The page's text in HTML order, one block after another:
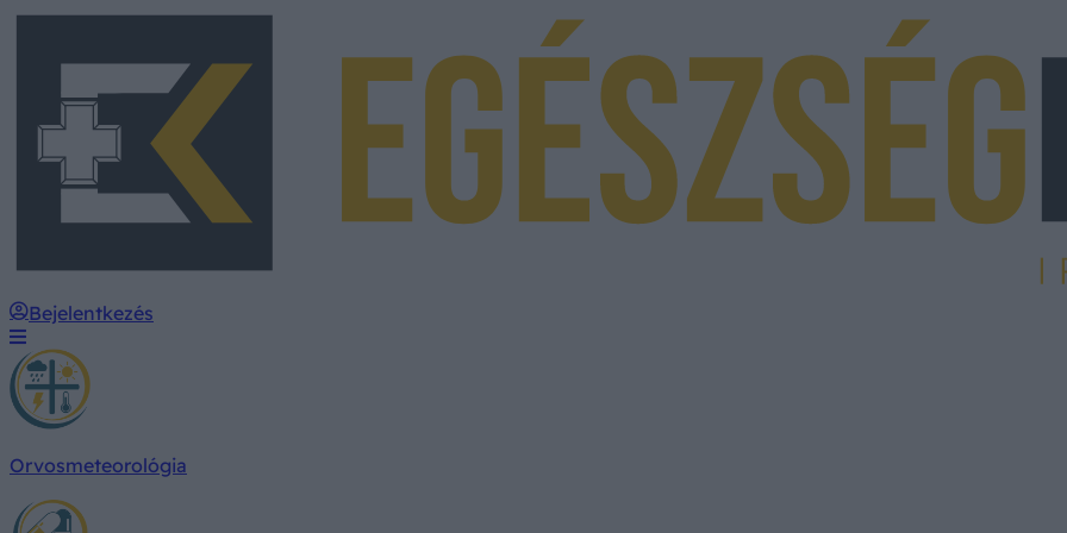
Bejelentkezés
Orvosmeteorológia